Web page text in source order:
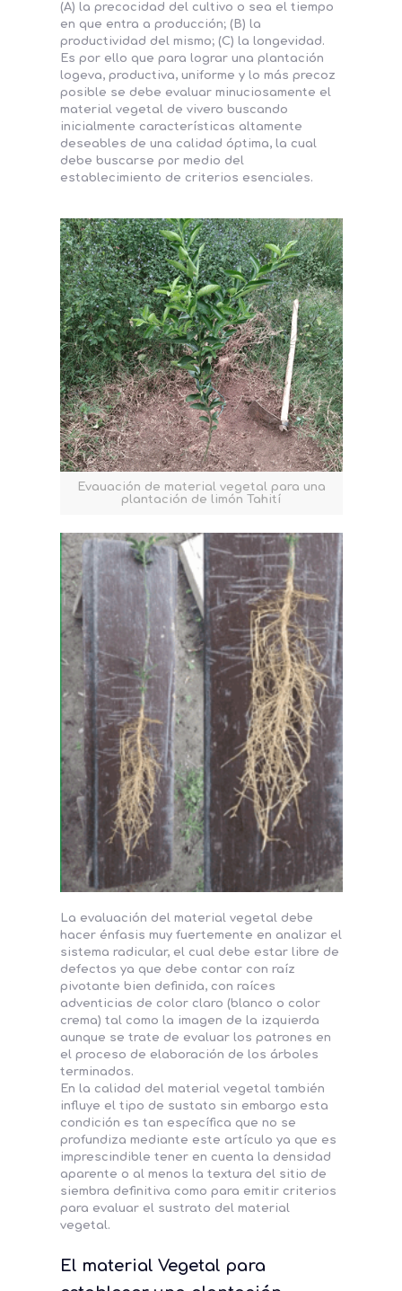
(A) la precocidad del cultivo o sea el tiempo
en que entra a producción; (B) la
productividad del mismo; (C) la longevidad.
Es por ello que para lograr una plantación
logeva, productiva, uniforme y lo más precoz
posible se debe evaluar minuciosamente el
material vegetal de vivero buscando
inicialmente características altamente
deseables de una calidad óptima, la cual
debe buscarse por medio del
establecimiento de criterios esenciales.
Evauación de material vegetal para una
plantación de limón Tahití
La evaluación del material vegetal debe
hacer énfasis muy fuertemente en analizar el
sistema radicular, el cual debe estar libre de
defectos ya que debe contar con raíz
pivotante bien definida, con raíces
adventicias de color claro (blanco o color
crema) tal como la imagen de la izquierda
aunque se trate de evaluar los patrones en
el proceso de elaboración de los árboles
terminados.
En la calidad del material vegetal también
influye el tipo de sustato sin embargo esta
condición es tan específica que no se
profundiza mediante este artículo ya que es
imprescindible tener en cuenta la densidad
aparente o al menos la textura del sitio de
siembra definitiva como para emitir criterios
para evaluar el sustrato del material
vegetal.
El material Vegetal para